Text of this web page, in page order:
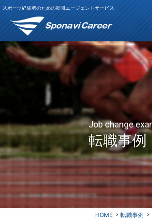
スポーツ経験者のための転職エージェントサービス
Job change
転職事例
HOME 転職事例